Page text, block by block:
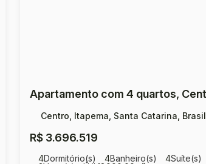
R$3.696.519
Centro, Itapema, Santa Catarina, Brasil
4Dormitório(s) 4Banheiro(s) 4Suíte(s)